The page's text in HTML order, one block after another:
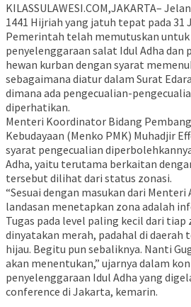
KILASSULAWESI.COM,JAKARTA–
1441 Hijriah yang jatuh tepat pada 31
Pemerintah telah memutuskan
penyelenggaraan salat Idul Adha dan
hewan kurban dengan syarat
sebagaimana diatur dalam Surat
dimana ada pengecualian-
diperhatikan.
Menteri Koordinator Bidang
Kebudayaan (Menko PMK) Muhadjir
syarat pengecualian
Adha, yaitu terutama berkaitan
tersebut dilihat dari status zonasi.
“Sesuai dengan masukan dari Menteri
landasan menetapkan zona adalah
Tugas pada level paling kecil dari tiap
dinyatakan merah, padahal di daerah
hijau. Begitu pun sebaliknya. Nanti
akan menentukan,” ujarnya dalam
penyelenggaraan Idul Adha yang
conference di Jakarta, kemarin.